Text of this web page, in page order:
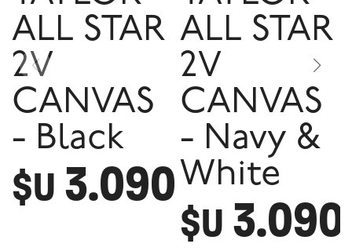
ALL STAR
2V
CANVAS
- Black
$U 3.090
ALL STAR
2V
CANVAS
- Navy &
White
$U 3.090